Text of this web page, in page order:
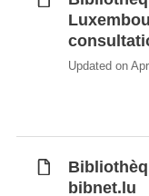
Updated on
bibnet.lu